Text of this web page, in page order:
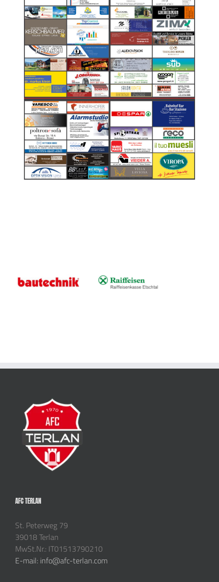
AFC TERLAN
St. Peterweg 79
39018 Terlan
MwSt.Nr.: IT01513790210
E-mail: info@afc-terlan.com